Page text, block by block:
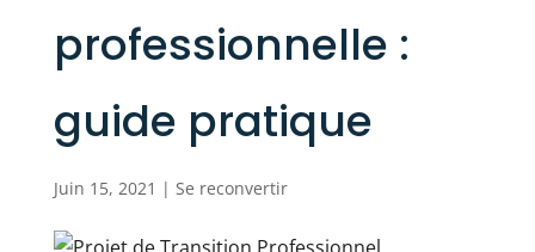
professionnelle :
guide pratique
Juin 15, 2021 | Se reconvertir